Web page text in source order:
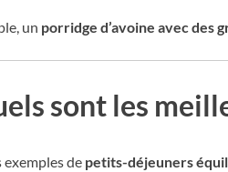
un porridge d’avoine avec des
sont les
de petits-déjeuners